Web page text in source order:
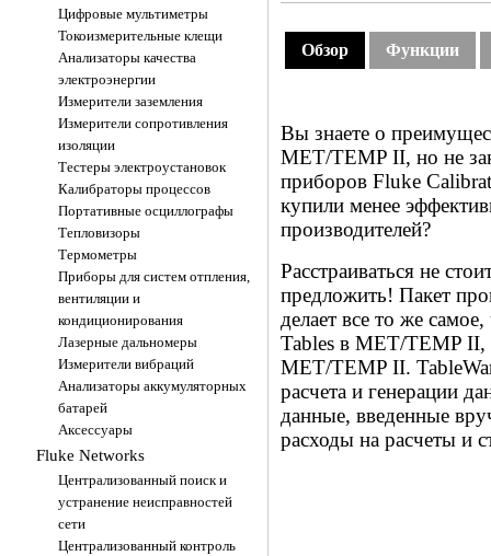
Цифровые мультиметры
Токоизмерительные клещи
Анализаторы качества
электроэнергии
Измерители заземления
Измерители сопротивления
изоляции
Тестеры электроустановок
Калибраторы процессов
Портативные осциллографы
Тепловизоры
Термометры
Приборы для систем отпления,
вентиляции и
кондиционирования
Лазерные дальномеры
Измерители вибраций
Анализаторы аккумуляторных
батарей
Аксессуары
Fluke Networks
Централизованный поиск и
устранение неисправностей
сети
Централизованный контроль
Обзор Функции
Вы знаете о
MET/TEMP II, но не
приборов Fluke
купили менее
производителей?
Расстраиваться не
предложить! Пакет
делает все то же
Tables в MET/TEMP II,
MET/TEMP II.
расчета и генерации
данные, введенные
расходы на расчеты и